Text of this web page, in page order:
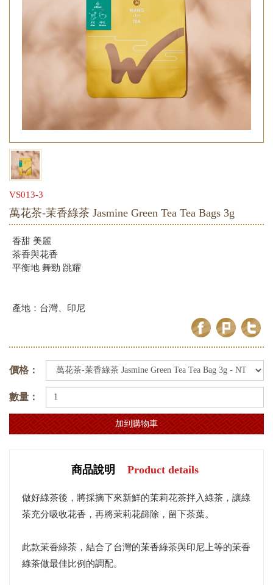
VS013-3
萬花茶-茉香綠茶 Jasmine Green Tea Tea Bags 3g
香甜 美麗
茶香與花香
平衡地 舞勁 跳耀
產地：台灣、印尼
價格：
數量：
商品說明 Product details
做好綠茶後，將採摘下來新鮮的茉莉花茶拌入綠茶，讓綠
茶充分吸收花香，再將茉莉花篩除，留下茶葉。
此款茉香綠茶，結合了台灣的茉香綠茶與印尼上等的茉香
綠茶做最佳比例的調配。